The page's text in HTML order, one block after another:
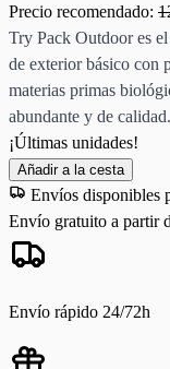
Precio recomendado:
Try Pack Outdoor es
de exterior básico con
materias primas
abundante y de calidad.
¡Últimas unidades!
Añadir a la cesta
Envíos disponibles
Envío gratuito a partir
Envío rápido 24/72h